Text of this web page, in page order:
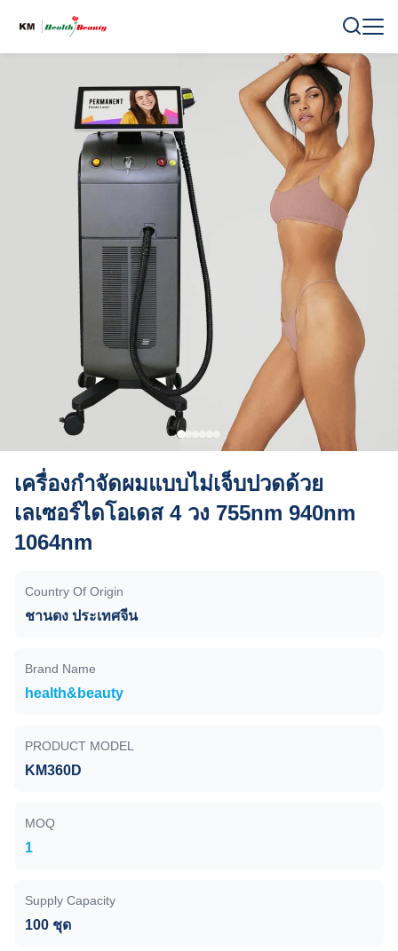
เครื่องกําจัดผมแบบไม่เจ็บปวดด้วย
เลเซอร์ไดโอเดส 4 วง 755nm 940nm
1064nm
Country Of Origin
ชานดง ประเทศจีน
Brand Name
health&beauty
PRODUCT MODEL
KM360D
MOQ
1
Supply Capacity
100 ชุด